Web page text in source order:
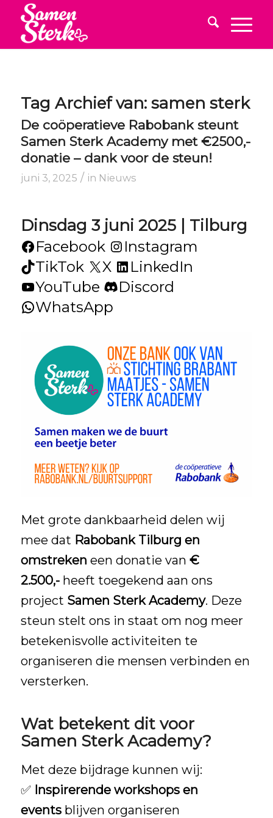
Tag Archief van: samen sterk
De coöperatieve Rabobank steunt
Samen Sterk Academy met €2500,-
donatie – dank voor de steun!
juni 3, 2025 / in Nieuws
Dinsdag 3 juni 2025 | Tilburg
Facebook
Instagram
TikTok
X
LinkedIn
YouTube
Discord
WhatsApp
Met grote dankbaarheid delen wij
mee dat Rabobank Tilburg en
omstreken een donatie van €
2.500,-heeft toegekend aan ons
project Samen Sterk Academy. Deze
steun stelt ons in staat om nog meer
betekenisvolle activiteiten te
organiseren die mensen verbinden en
versterken.
Wat betekent dit voor
Samen Sterk Academy?
Met deze bijdrage kunnen wij:
✅ Inspirerende workshops en
eventsblijven organiseren